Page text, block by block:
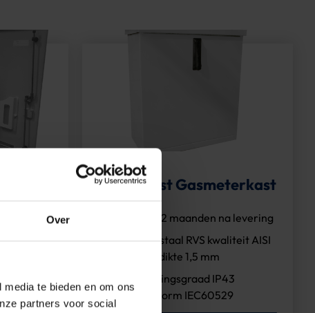
Over
te bieden en om ons
partners voor social
Straatkast Gasmeterkast
Garantie 12 maanden na levering
Roestvaststaal RVS kwaliteit AISI
304 plaatdikte 1,5 mm
Beschermingsgraad IP43
conform norm IEC60529